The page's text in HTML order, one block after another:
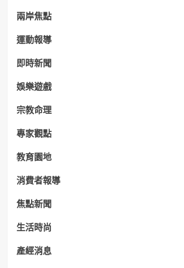
兩岸焦點
運動報導
即時新聞
娛樂遊戲
宗教命理
專家觀點
教育園地
消費者報導
焦點新聞
生活時尚
產經消息